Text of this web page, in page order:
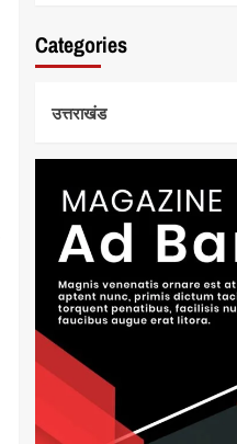
Categories
उत्तराखंड